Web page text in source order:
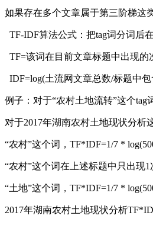
如果存在多个文章属于第三阶梯这
TF-IDF算法公式：把tag词分词后
TF=该词在目前文章标题中出现的
IDF=log(土流网文章总数/标题中
例子：对于“农村土地流转”这个
对于2017年湖南农村土地现状分析
“农村”这个词，TF*IDF=1/7 *
“农村”这个词在上述标题中只出现
“土地”这个词，TF*IDF=1/7 *
2017年湖南农村土地现状分析